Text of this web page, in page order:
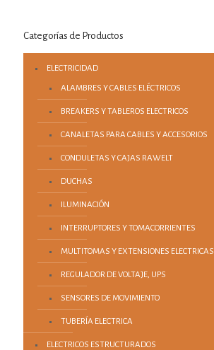
Categorías de Productos
ELECTRICIDAD
ALAMBRES Y CABLES ELÉCTRICOS
BREAKERS Y TABLEROS ELECTRICOS
CANALETAS PARA CABLES Y ACCESORIOS
CONDULETAS Y CAJAS RAWELT
DUCHAS
ILUMINACIÓN
INTERRUPTORES Y TOMACORRIENTES
MULTITOMAS Y EXTENSIONES ELECTRICAS
REGULADOR DE VOLTAJE, UPS
SENSORES DE MOVIMIENTO
TUBERÍA ELECTRICA
ELECTRICOS ESTRUCTURADOS